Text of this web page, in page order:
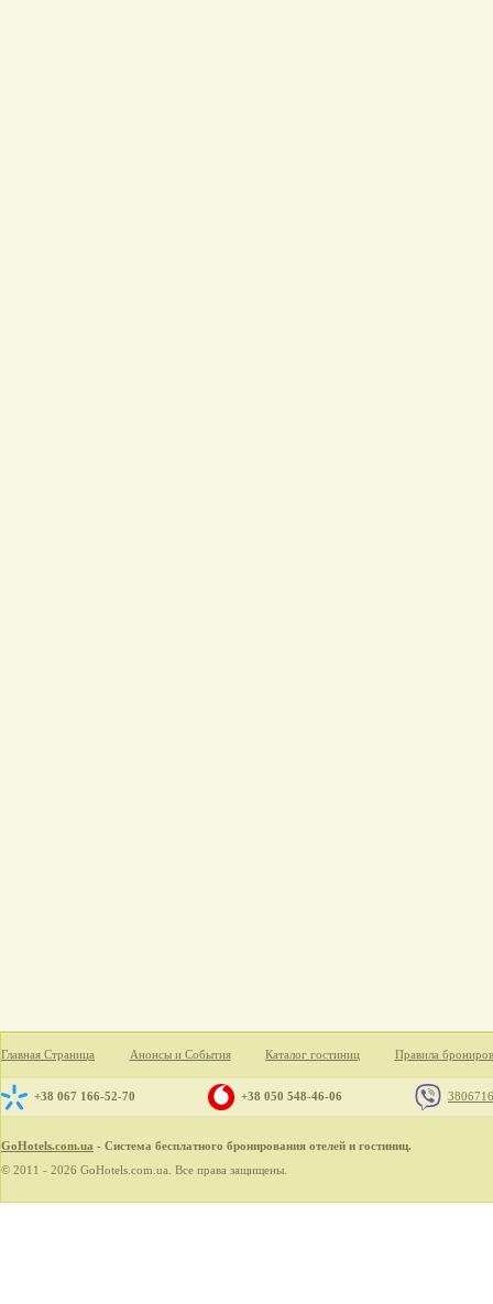
Главная Страница Анонсы и События Каталог гостиниц Правила
+38 067 166-52-70 +38 050 548-46-06
GoHotels.com.ua - Система бесплатного бронирования отелей и гостиниц.
© 2011 - 2026 GoHotels.com.ua. Все права защищены.